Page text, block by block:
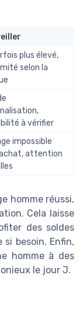
plus élevé,
selon la
à vérifier
impossible
attention
homme réussi,
Cela laisse
des soldes
besoin. Enfin,
homme à des
le jour J.